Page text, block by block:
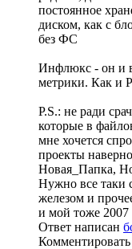
постоянное
диском, как с
без ФС
Инфлюкс - он и
метрики. Как и
P.S.: не ради
которые в
мне хочется
проекты
Новая_Папка,
Нужно все таки
железом и
и мой тоже 2007
Ответ написан
Комментировать